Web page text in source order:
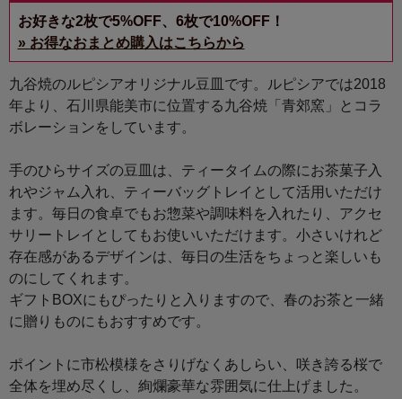
お好きな2枚で5%OFF、6枚で10%OFF！
» お得なおまとめ購入はこちらから
九谷焼のルピシアオリジナル豆皿です。ルピシアでは2018
年より、石川県能美市に位置する九谷焼「青郊窯」とコラ
ボレーションをしています。
手のひらサイズの豆皿は、ティータイムの際にお茶菓子入
れやジャム入れ、ティーバッグトレイとして活用いただけ
ます。毎日の食卓でもお惣菜や調味料を入れたり、アクセ
サリートレイとしてもお使いいただけます。小さいけれど
存在感があるデザインは、毎日の生活をちょっと楽しいも
のにしてくれます。
ギフトBOXにもぴったりと入りますので、春のお茶と一緒
に贈りものにもおすすめです。
ポイントに市松模様をさりげなくあしらい、咲き誇る桜で
全体を埋め尽くし、絢爛豪華な雰囲気に仕上げました。